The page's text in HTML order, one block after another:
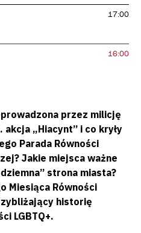
17:00
16:00
przez milicję
„Hiacynt” i co kryły
Parada Równości
Jakie miejsca ważne
strona miasta?
Miesiąca Równości
historię
LGBTQ+.